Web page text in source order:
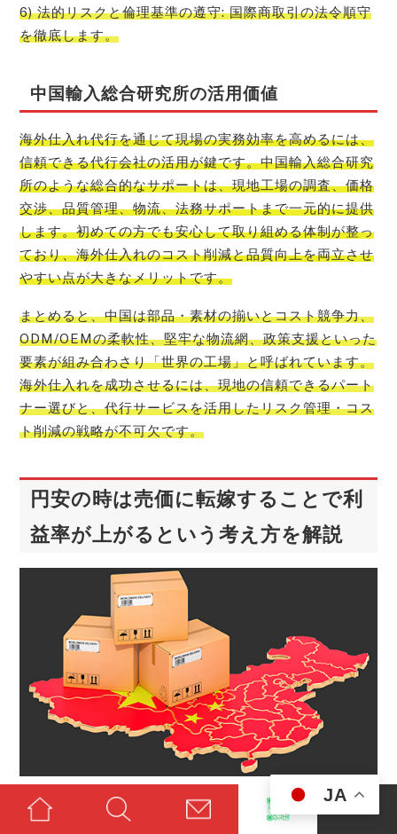
6) 法的リスクと倫理基準の遵守: 国際商取引の法令順守
を徹底します。
中国輸入総合研究所の活用価値
海外仕入れ代行を通じて現場の実務効率を高めるには、
信頼できる代行会社の活用が鍵です。中国輸入総合研究
所のような総合的なサポートは、現地工場の調査、価格
交渉、品質管理、物流、法務サポートまで一元的に提供
します。初めての方でも安心して取り組める体制が整っ
ており、海外仕入れのコスト削減と品質向上を両立させ
やすい点が大きなメリットです。
まとめると、中国は部品・素材の揃いとコスト競争力、
ODM/OEMの柔軟性、堅牢な物流網、政策支援といった
要素が組み合わさり「世界の工場」と呼ばれています。
海外仕入れを成功させるには、現地の信頼できるパート
ナー選びと、代行サービスを活用したリスク管理・コス
ト削減の戦略が不可欠です。
円安の時は売価に転嫁することで利
益率が上がるという考え方を解説
円安は輸入ビジネスにとって大きな影響を与える要因で
す。為替が自分に有利な方向に動くとき、企業はどのよ
JA